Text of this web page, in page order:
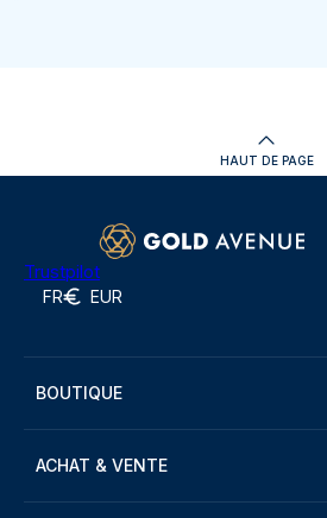
HAUT DE PAGE
Trustpilot
FR EUR
BOUTIQUE
ACHAT & VENTE